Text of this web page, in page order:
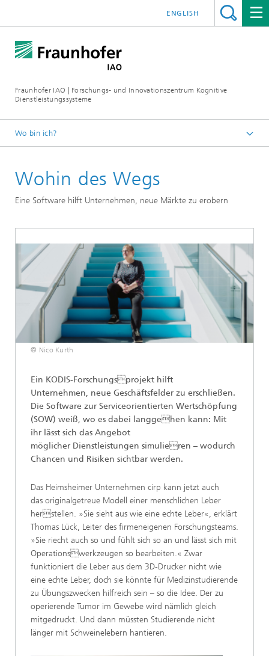
Fraunhofer IAO | Forschungs- und Innovationszentrum Kognitive
Dienstleistungssysteme
ENGLISH
Wo bin ich?
Thinking Data
Wohin des Wegs
Eine Software hilft Unternehmen, neue Märkte zu erobern
© Nico Kurth
Ein KODIS-Forschungsprojekt hilft
Unternehmen, neue Geschäftsfelder zu erschließen.
Die Software zur Serviceorientierten Wertschöpfung
(SOW) weiß, wo es dabei langgehen kann: Mit
ihr lässt sich das Angebot
möglicher Dienstleistungen simulieren – wodurch
Chancen und Risiken sichtbar werden.
Das Heimsheimer Unternehmen cirp kann jetzt auch
das originalgetreue Modell einer menschlichen Leber
herstellen. »Sie sieht aus wie eine echte Leber«, erklärt
Thomas Lück, Leiter des firmeneigenen Forschungsteams.
»Sie riecht auch so und fühlt sich so an und lässt sich mit
Operationswerkzeugen so bearbeiten.« Zwar
funktioniert die Leber aus dem 3D-Drucker nicht wie
eine echte Leber, doch sie könnte für Medizinstudierende
zu Übungszwecken hilfreich sein – so die Idee. Der zu
operierende Tumor im Gewebe wird nämlich gleich
mitgedruckt. Und dann müssten Studierende nicht
länger mit Schweinelebern hantieren.